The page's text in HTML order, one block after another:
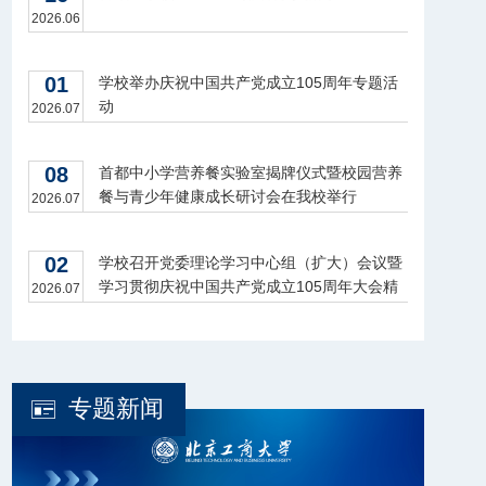
2026.06
01
2026.07
学校举办庆祝中国共产党成立105周年专题活
动
08
2026.07
首都中小学营养餐实验室揭牌仪式暨校园营养
餐与青少年健康成长研讨会在我校举行
02
2026.07
学校召开党委理论学习中心组（扩大）会议暨
学习贯彻庆祝中国共产党成立105周年大会精
专题新闻